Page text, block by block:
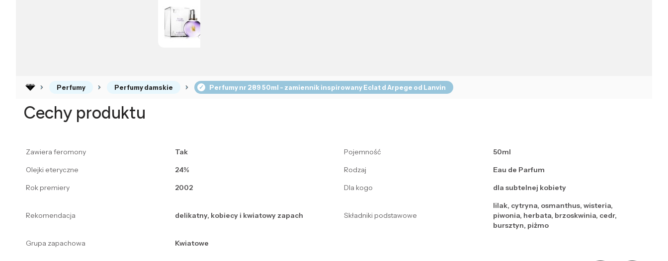
Perfumy Perfumy damskie Perfumy nr 289 50ml - zamiennik inspirowany Eclat d Arpege od Lanvin
Cechy produktu
Zawiera feromony Tak Pojemność
50ml
Olejki eteryczne
24% Rodzaj
Eau de Parfum
Rok premiery
2002 Dla kogo dla subtelnej kobiety
Rekomendacja delikatny, kobiecy i kwiatowy zapach Składniki podstawowe
lilak, cytryna, osmanthus, wisteria,
piwonia, herbata, brzoskwinia, cedr,
bursztyn, piżmo
Grupa zapachowa
Kwiatowe